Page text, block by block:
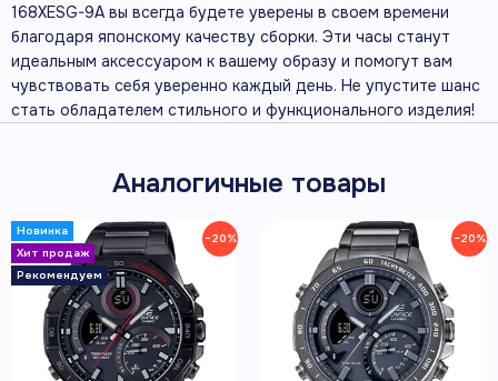
168XESG-9A вы всегда будете уверены в своем времени
благодаря японскому качеству сборки. Эти часы станут
идеальным аксессуаром к вашему образу и помогут вам
чувствовать себя уверенно каждый день. Не упустите шанс
стать обладателем стильного и функционального изделия!
Аналогичные товары
−20% −20%